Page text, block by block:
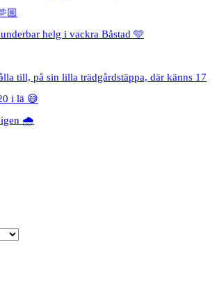
helg i vackra Båstad 🩵
till, på sin lilla trädgårdstäppa, där känns 17
i lä 😅
igen 🌧️